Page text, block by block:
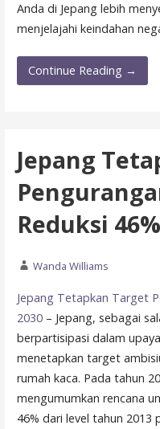
Anda di Jepang lebih
menjelajahi keindahan
Continue Reading →
Jepang
Reduksi
Wanda Williams
Jepang Tetapkan Target
2030– Jepang, sebagai
berpartisipasi dalam
menetapkan target
rumah kaca. Pada tahun
mengumumkan rencana
46% dari level tahun 2013